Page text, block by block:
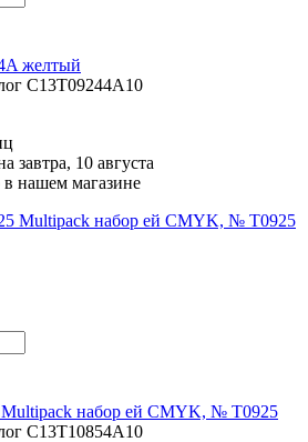
желтый
C13T09244A10
завтра, 10 августа
нашем магазине
набор ей CMYK, № T0925
C13T10854A10